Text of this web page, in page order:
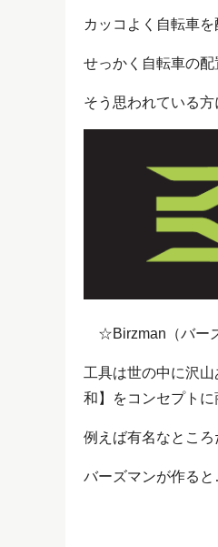
カッコよく自転車
せっかく自転車の配
そう思われている
☆Birzman（バー
工具は世の中に沢
和】をコンセプトに
例えば有名なところ
バーズマンが作る